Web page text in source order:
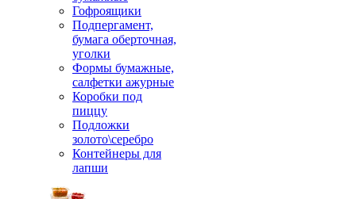
Гофроящики
Подпергамент,
бумага оберточная,
уголки
Формы бумажные,
салфетки ажурные
Коробки под
пиццу
Подложки
золото\серебро
Контейнеры для
лапши